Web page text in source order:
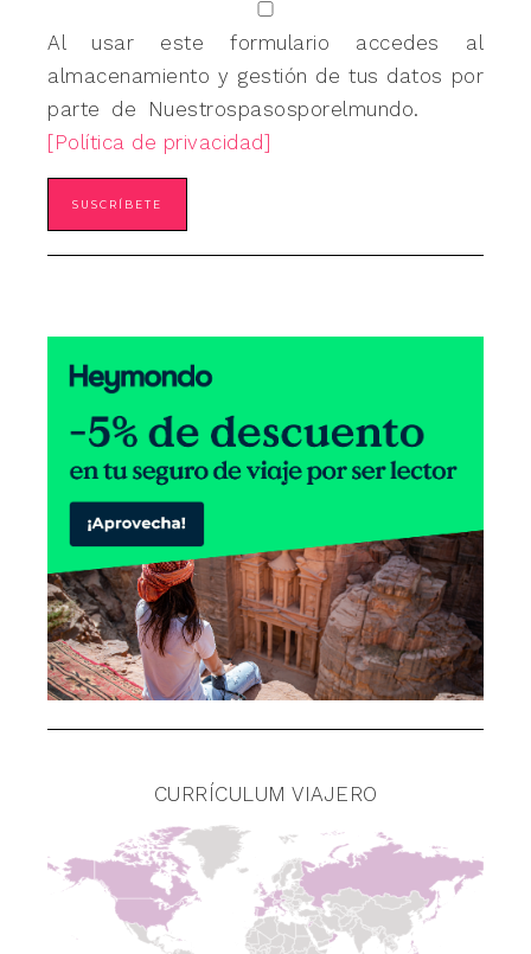
Al usar este formulario accedes al
almacenamiento y gestión de tus datos por
parte de Nuestrospasosporelmundo.
[Política de privacidad]
CURRÍCULUM VIAJERO